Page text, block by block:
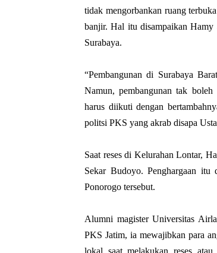
tidak mengorbankan ruang
banjir. Hal itu disampaikan
Surabaya.
“Pembangunan di Surabaya
Namun, pembangunan tak
harus diikuti dengan
politsi PKS yang akrab disapa
Saat reses di Kelurahan Lontar,
Sekar Budoyo. Penghargaan itu
Ponorogo tersebut.
Alumni magister Universitas
PKS Jatim, ia mewajibkan para
lokal saat melakukan reses